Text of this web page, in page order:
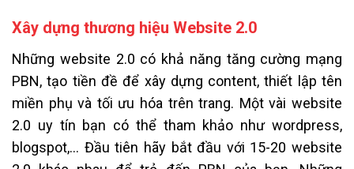
Xây dựng thương hiệu Website 2.0
Những website 2.0 có khả năng tăng cường mạng
PBN, tạo tiền đề để xây dựng content, thiết lập tên
miền phụ và tối ưu hóa trên trang. Một vài website
2.0 uy tín bạn có thể tham khảo như wordpress,
blogspot,… Đầu tiên hãy bắt đầu với 15-20 website